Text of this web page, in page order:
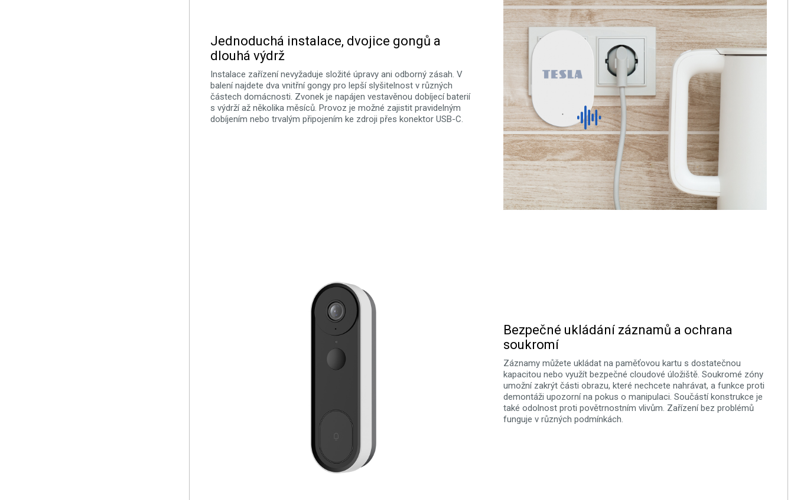
Jednoduchá instalace, dvojice gongů a
dlouhá výdrž
Instalace zařízení nevyžaduje složité úpravy ani odborný zásah. V
balení najdete dva vnitřní gongy pro lepší slyšitelnost v různých
částech domácnosti. Zvonek je napájen vestavěnou dobíjecí baterií
s výdrží až několika měsíců. Provoz je možné zajistit pravidelným
dobíjením nebo trvalým připojením ke zdroji přes konektor USB-C.
Bezpečné ukládání záznamů a ochrana
soukromí
Záznamy můžete ukládat na paměťovou kartu s dostatečnou
kapacitou nebo využít bezpečné cloudové úložiště. Soukromé zóny
umožní zakrýt části obrazu, které nechcete nahrávat, a funkce proti
demontáži upozorní na pokus o manipulaci. Součástí konstrukce je
také odolnost proti povětrnostním vlivům. Zařízení bez problémů
funguje v různých podmínkách.